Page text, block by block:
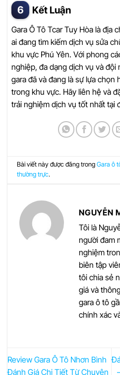
Kết Luận
Gara Ô Tô Tcar Tuy Hòa là địa
ai đang tìm kiếm dịch vụ sửa
khu vực Phú Yên. Với phong
nghiệp, đa dạng dịch vụ và đội
gara đã và đang là sự lựa chọn
trong khu vực. Hãy liên hệ và
trải nghiệm dịch vụ tốt nhất tại
Bài viết này được đăng trongGara ô
thường trực.
NGUYỄN
Tôi là
người đam
nghiệm
biên tập
tôi chia sẻ
giá và
gara ô tô
chính xác
Review Gara Ô Tô Nhơn Bình
Đánh Giá Chi Tiết Từ Chuyên